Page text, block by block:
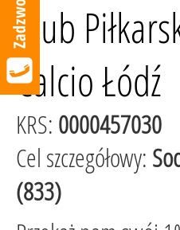
Klub
Calcio Łódź
KRS: 0000457030
Cel szczegółowy:
(833)